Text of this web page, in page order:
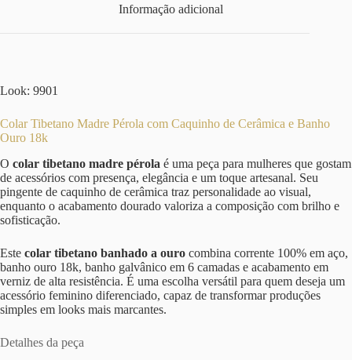
Informação adicional
Look: 9901
Colar Tibetano Madre Pérola com Caquinho de Cerâmica e Banho
Ouro 18k
O colar tibetano madre pérola é uma peça para mulheres que gostam
de acessórios com presença, elegância e um toque artesanal. Seu
pingente de caquinho de cerâmica traz personalidade ao visual,
enquanto o acabamento dourado valoriza a composição com brilho e
sofisticação.
Este colar tibetano banhado a ouro combina corrente 100% em aço,
banho ouro 18k, banho galvânico em 6 camadas e acabamento em
verniz de alta resistência. É uma escolha versátil para quem deseja um
acessório feminino diferenciado, capaz de transformar produções
simples em looks mais marcantes.
Detalhes da peça